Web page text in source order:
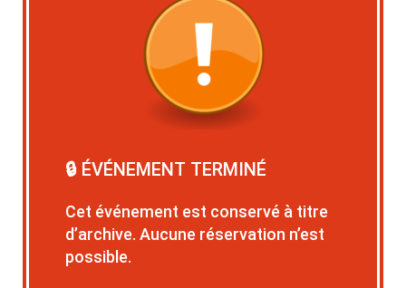
🔒 ÉVÉNEMENT TERMINÉ
Cet événement est conservé à titre
d’archive. Aucune réservation n’est
possible.